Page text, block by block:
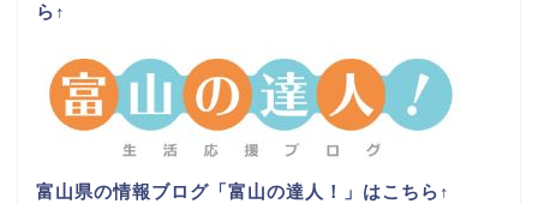
ら ↑
富山県の情報ブログ「富山の達人！」はこちら ↑